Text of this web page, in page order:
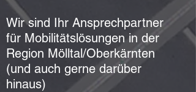
Wir sind Ihr Ansprechpartner
für Mobilitätslösungen in der
Region Mölltal/Oberkärnten
(und auch gerne darüber
hinaus)